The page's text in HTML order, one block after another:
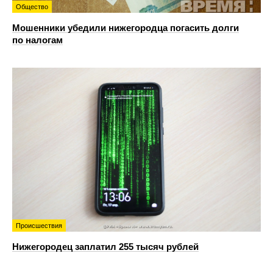
Общество
Мошенники убедили нижегородца погасить долги
по налогам
Происшествия
Нижегородец заплатил 255 тысяч рублей